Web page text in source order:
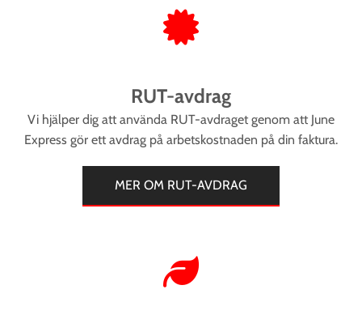
RUT-avdrag
Vi hjälper dig att använda RUT-avdraget genom att June
Express gör ett avdrag på arbetskostnaden på din faktura.
MER OM RUT-AVDRAG